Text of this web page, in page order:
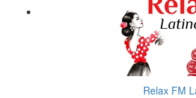
Relax FM